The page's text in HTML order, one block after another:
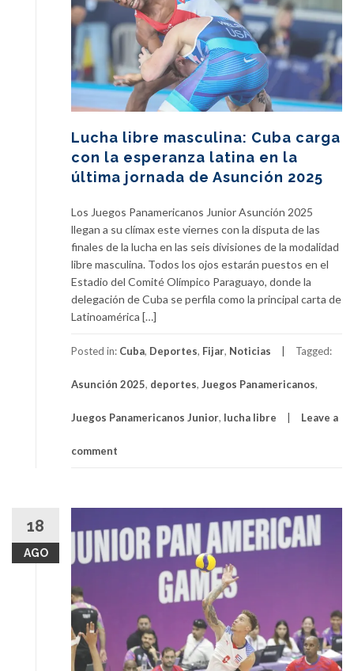
Lucha libre masculina: Cuba carga
con la esperanza latina en la
última jornada de Asunción 2025
Los Juegos Panamericanos Junior Asunción 2025
llegan a su clímax este viernes con la disputa de las
finales de la lucha en las seis divisiones de la modalidad
libre masculina. Todos los ojos estarán puestos en el
Estadio del Comité Olímpico Paraguayo, donde la
delegación de Cuba se perfila como la principal carta de
Latinoamérica […]
Posted in: Cuba, Deportes, Fijar, Noticias Tagged:
Asunción 2025, deportes, Juegos Panamericanos,
Juegos Panamericanos Junior, lucha libre Leave a
comment
18
AGO